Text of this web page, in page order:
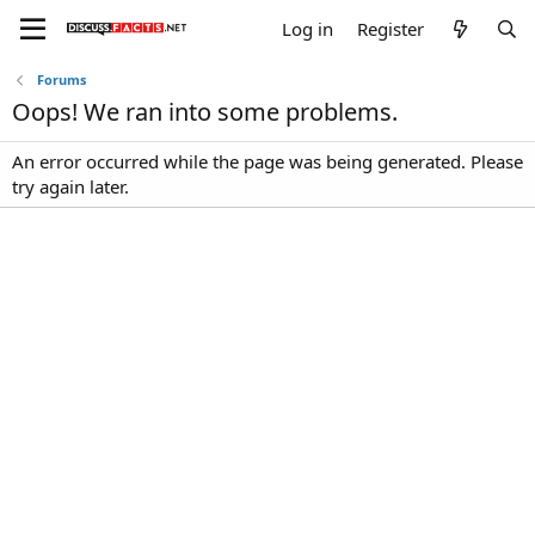
Log in Register
Forums
Oops! We ran into some problems.
An error occurred while the page was being generated. Please
try again later.